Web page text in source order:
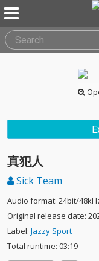
真犯人
Sick Team
Audio format: 24bit/
Original release date:
Label: Jazzy Sport
Total runtime: 03:19